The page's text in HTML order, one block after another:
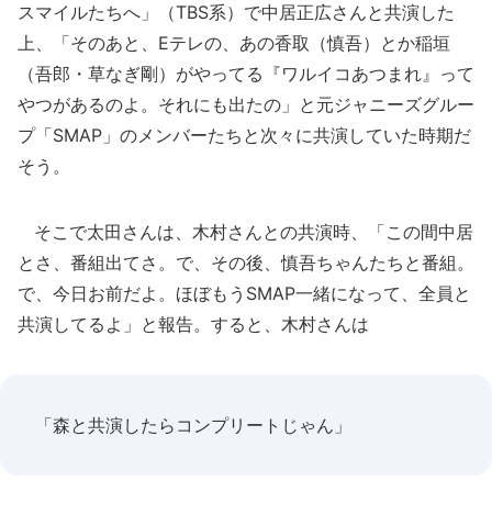
スマイルたちへ」（TBS系）で中居正広さんと共演した
上、「そのあと、Eテレの、あの香取（慎吾）とか稲垣
（吾郎・草なぎ剛）がやってる『ワルイコあつまれ』って
やつがあるのよ。それにも出たの」と元ジャニーズグルー
プ「SMAP」のメンバーたちと次々に共演していた時期だ
そう。
そこで太田さんは、木村さんとの共演時、「この間中居
とさ、番組出てさ。で、その後、慎吾ちゃんたちと番組。
で、今日お前だよ。ほぼもうSMAP一緒になって、全員と
共演してるよ」と報告。すると、木村さんは
「森と共演したらコンプリートじゃん」